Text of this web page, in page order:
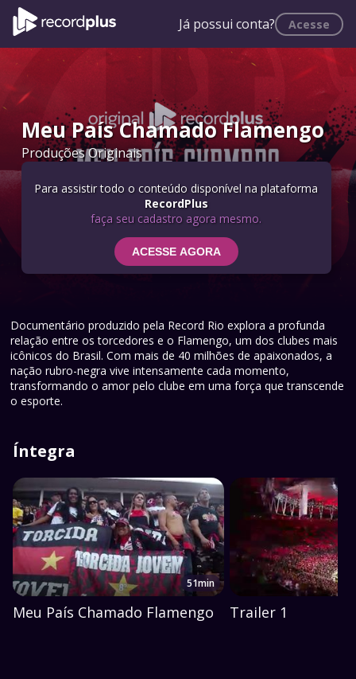
Já possui conta? Acesse
Meu País Chamado Flamengo
Produções Originais
Para assistir todo o conteúdo disponível na plataforma
RecordPlus
faça seu cadastro agora mesmo.
ACESSE AGORA
Documentário produzido pela Record Rio explora a profunda
relação entre os torcedores e o Flamengo, um dos clubes mais
icônicos do Brasil. Com mais de 40 milhões de apaixonados, a
nação rubro-negra vive intensamente cada momento,
transformando o amor pelo clube em uma força que transcende
o esporte.
Íntegra
51min
Meu País Chamado Flamengo Trailer 1